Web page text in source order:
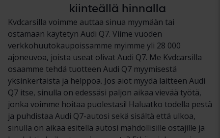
kiinteällä hinnalla
Kvdcarsilla voimme auttaa sinua myymään tai
ostamaan käytetyn Audi Q7. Viime vuoden
verkkohuutokaupoissamme myimme yli 28 000
ajoneuvoa, joista useat olivat Audi Q7. Me Kvdcarsilla
osaamme tehdä tuotteen Audi Q7 myymisestä
yksinkertaista ja helppoa. Jos aiot myydä laitteen Audi
Q7 itse, sinulla on edessäsi paljon aikaa vievää työtä,
jonka voimme hoitaa puolestasi! Haluatko todella pestä
ja puhdistaa Audi Q7-autosi sekä sisältä että ulkoa,
sinulla on aikaa esitellä autosi mahdollisille ostajille ja